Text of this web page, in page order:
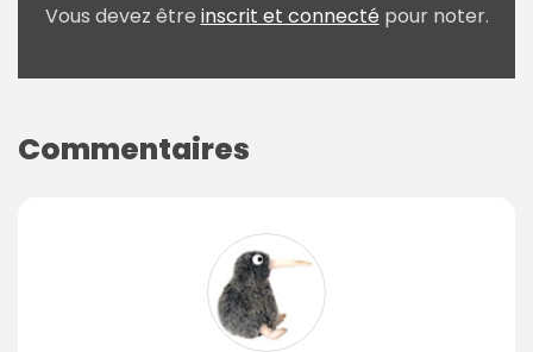
Vous devez être inscrit et connecté pour noter.
Commentaires